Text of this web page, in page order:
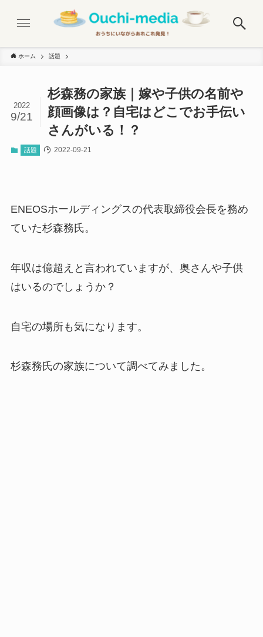
ホーム 話題
杉森務の家族｜嫁や子供の名前や
顔画像は？自宅はどこでお手伝い
さんがいる！？
2022
9/21
話題 2022-09-21
ENEOSホールディングスの代表取締役会長を務め
ていた杉森務氏。
年収は億超えと言われていますが、奥さんや子供
はいるのでしょうか？
自宅の場所も気になります。
杉森務氏の家族について調べてみました。